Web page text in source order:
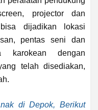
projector dan
dijadikan lokasi
pentas seni dan
dengan
telah disediakan,
di Depok, Berikut